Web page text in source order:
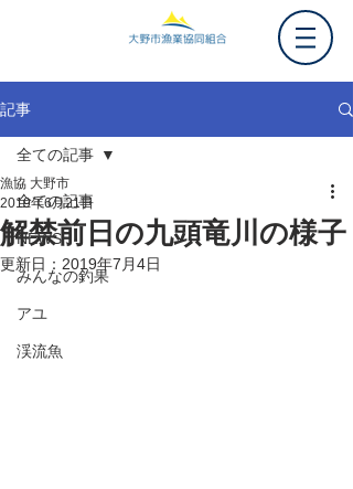
記事
全ての記事
NEWS
みんなの釣果
アユ
渓流魚
全ての記事
解禁前日の九頭竜川の様子
漁協 大野市
2019年6月21日
更新日： 2019年7月4日